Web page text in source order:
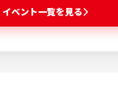
イベント一覧を見る